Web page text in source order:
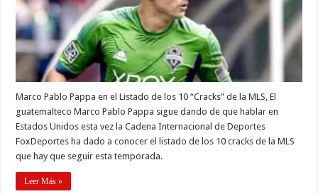
Marco Pablo Pappa en el Listado de los 10 “Cracks” de la MLS, El
guatemalteco Marco Pablo Pappa sigue dando de que hablar en
Estados Unidos esta vez la Cadena Internacional de Deportes
FoxDeportes ha dado a conocer el listado de los 10 cracks de la MLS
que hay que seguir esta temporada.
Leer Más »